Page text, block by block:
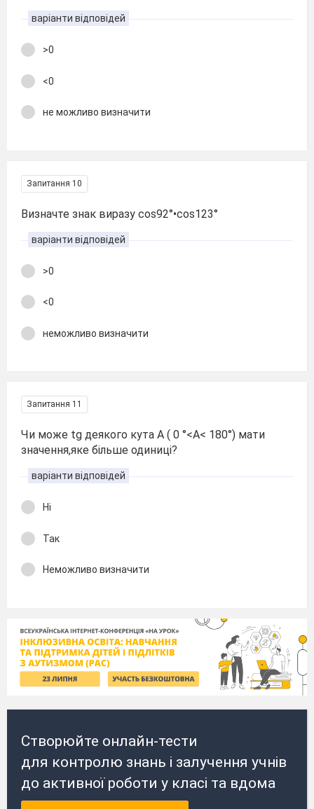
варіанти відповідей
>0
<0
не можливо визначити
Запитання 10
Визначте знак виразу cos92°•cos123°
варіанти відповідей
>0
<0
неможливо визначити
Запитання 11
Чи може tg деякого кута А ( 0 °<А< 180°) мати
значення,яке більше одиниці?
варіанти відповідей
Ні
Так
Неможливо визначити
Створюйте онлайн-тести
для контролю знань і залучення учнів
до активної роботи у класі та вдома